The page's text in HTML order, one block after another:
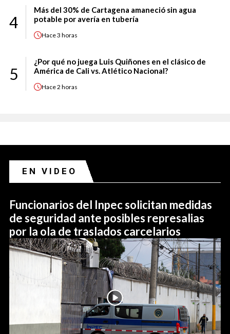
4
Más del 30% de Cartagena amaneció sin agua
potable por avería en tubería
Hace3 horas
5
¿Por qué no juega Luis Quiñones en el clásico de
América de Cali vs. Atlético Nacional?
Hace2 horas
EN VIDEO
Funcionarios del Inpec solicitan medidas
de seguridad ante posibles represalias
por la ola de traslados carcelarios